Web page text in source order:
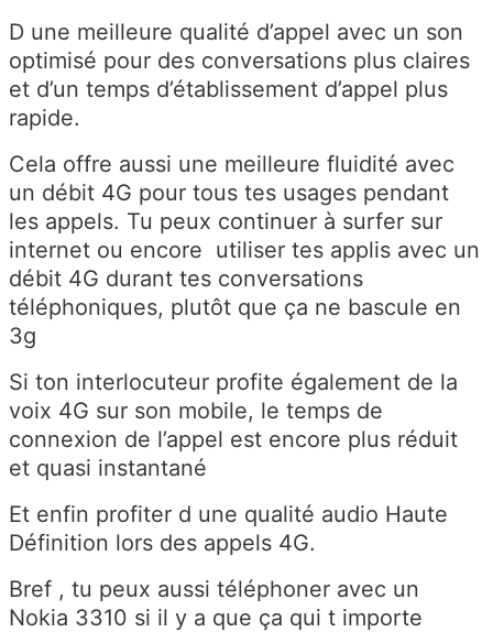
D une meilleure qualité d’appel avec un son
optimisé pour des conversations plus claires
et d’un temps d’établissement d’appel plus
rapide.
Cela offre aussi une meilleure fluidité avec
un débit 4G pour tous tes usages pendant
les appels. Tu peux continuer à surfer sur
internet ou encore utiliser tes applis avec un
débit 4G durant tes conversations
téléphoniques, plutôt que ça ne bascule en
3g
Si ton interlocuteur profite également de la
voix 4G sur son mobile, le temps de
connexion de l’appel est encore plus réduit
et quasi instantané
Et enfin profiter d une qualité audio Haute
Définition lors des appels 4G.
Bref , tu peux aussi téléphoner avec un
Nokia 3310 si il y a que ça qui t importe